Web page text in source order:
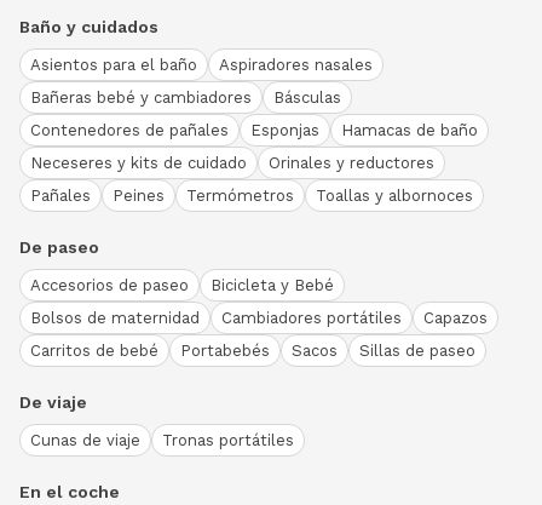
Baño y cuidados
Asientos para el baño
Aspiradores nasales
Bañeras bebé y cambiadores
Básculas
Contenedores de pañales
Esponjas
Hamacas de baño
Neceseres y kits de cuidado
Orinales y reductores
Pañales
Peines Termómetros Toallas y albornoces
De paseo
Accesorios de paseo
Bicicleta y Bebé
Bolsos de maternidad
Cambiadores portátiles
Capazos
Carritos de bebé
Portabebés Sacos Sillas de paseo
De viaje
Cunas de viaje Tronas portátiles
En el coche